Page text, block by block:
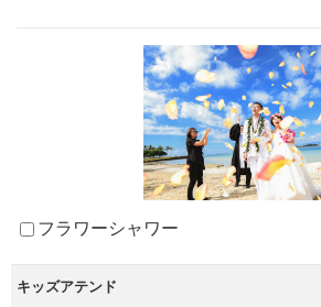
フラワーシャワー
キッズアテンド